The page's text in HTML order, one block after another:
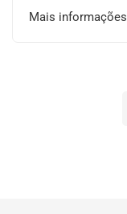
Mais informações